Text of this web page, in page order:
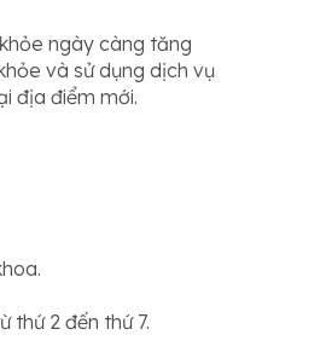
ngày càng tăng
và sử dụng dịch vụ
địa điểm mới.
thứ 2 đến thứ 7.